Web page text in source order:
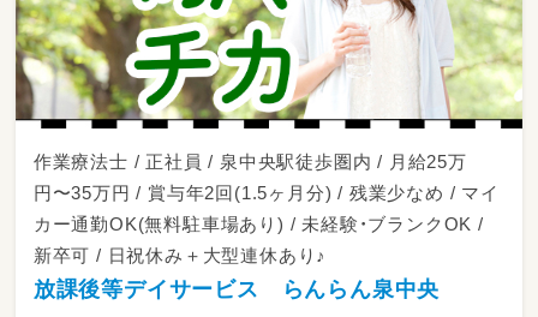
作業療法士 / 正社員 / 泉中央駅徒歩圏内 / 月給25万
円〜35万円 / 賞与年2回(1.5ヶ月分) / 残業少なめ / マイ
カー通勤OK(無料駐車場あり) / 未経験・ブランクOK /
新卒可 / 日祝休み＋大型連休あり♪
放課後等デイサービス らんらん泉中央